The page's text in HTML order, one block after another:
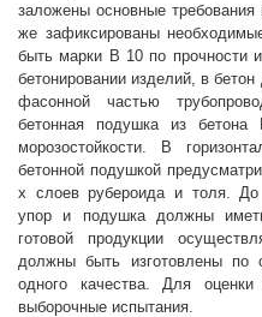
заложены основные
же зафиксированы
быть марки B 10 по прочности
бетонировании изделий, в
фасонной частью
бетонная подушка из
морозостойкости. В
бетонной подушкой
х слоев рубероида и толя. До
упор и подушка должны
готовой продукции
должны быть изготовлены по
одного качества. Для оценки
выборочные испытания.